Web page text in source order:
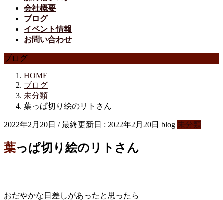
会社概要
ブログ
イベント情報
お問い合わせ
ブログ
HOME
ブログ
未分類
葉っぱ切り絵のリトさん
2022年2月20日 / 最終更新日 : 2022年2月20日 blog 未分類
葉っぱ切り絵のリトさん
おだやかな日差しがあったと思ったら